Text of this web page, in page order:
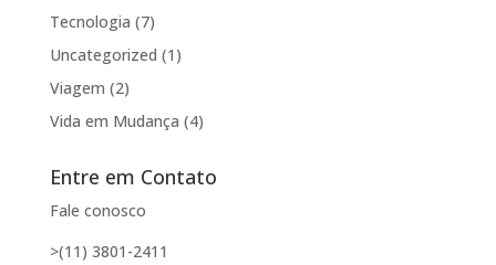
Tecnologia (7)
Uncategorized (1)
Viagem (2)
Vida em Mudança (4)
Entre em Contato
Fale conosco
>(11) 3801-2411